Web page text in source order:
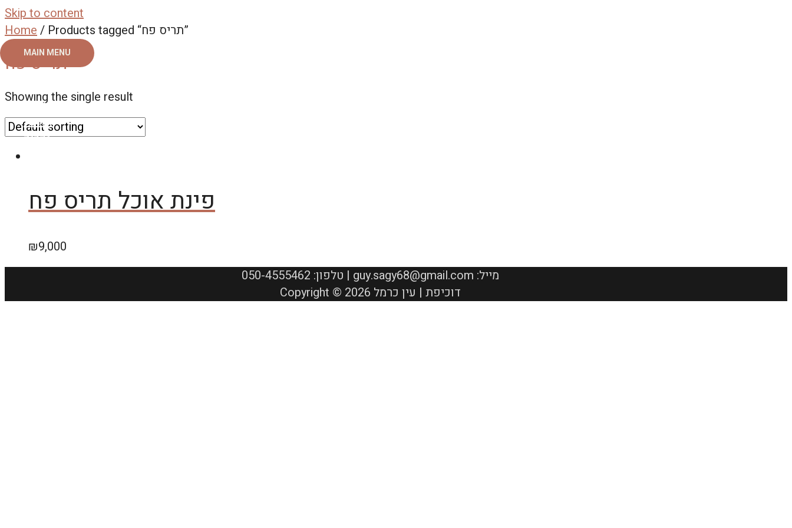
Skip to content
MAIN MENU
צור קשר
אודות
גלריה
Home / Products tagged “תריס פח”
תריס פח
Showing the single result
פינת אוכל תריס פח
₪9,000
050-4555462 :טלפון | guy.sagy68@gmail.com :מייל
Copyright © 2026 דוכיפת | עין כרמל